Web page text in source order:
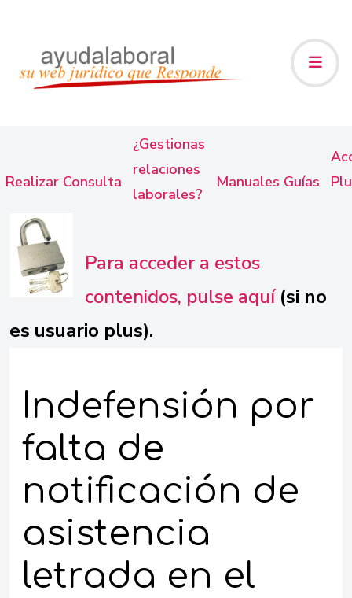
Realizar Consulta
¿Gestionas
relaciones
laborales?
Manuales Guías
Para acceder a estos
contenidos, pulse aquí(si no
es usuario plus).
Indefensión por
falta de
notificación de
asistencia
letrada en el